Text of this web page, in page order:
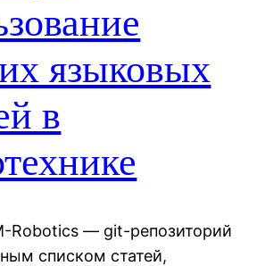
языковых
в
Robotics — git-репозиторий
списком статей,